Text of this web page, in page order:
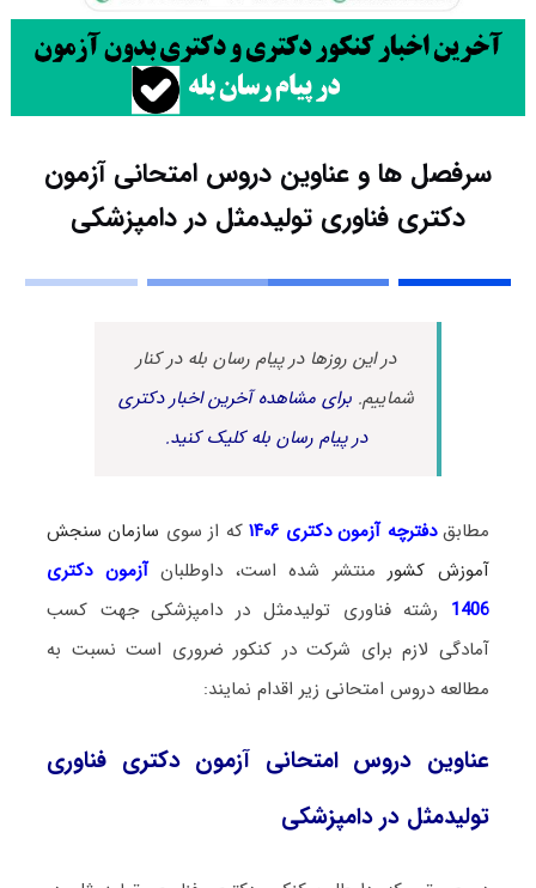
سرفصل ها و عناوین دروس امتحانی آزمون
دکتری فناوری تولیدمثل در دامپزشکی
در این روزها در پیام رسان بله در کنار
شماییم.برای مشاهده آخرین اخبار دکتری
در پیام رسان بله کلیک کنید.
مطابق دفترچه آزمون دکتری ۱۴۰۶ که از سوی سازمان سنجش
آموزش کشورمنتشر شده است، داوطلبان آزمون دکتری
1406 رشته فناوری تولیدمثل در دامپزشکی جهت کسب
آمادگی لازم برای شرکت در کنکور ضروری است نسبت به
مطالعه دروس امتحانی زیر اقدام نمایند:
عناوین دروس امتحانی آزمون دکتری فناوری
تولیدمثل در دامپزشکی